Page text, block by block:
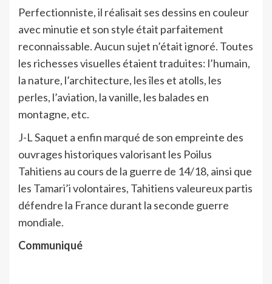
Perfectionniste, il réalisait ses dessins en couleur
avec minutie et son style était parfaitement
reconnaissable. Aucun sujet n’était ignoré. Toutes
les richesses visuelles étaient traduites: l’humain,
la nature, l’architecture, les îles et atolls, les
perles, l’aviation, la vanille, les balades en
montagne, etc.
J-L Saquet a enfin marqué de son empreinte des
ouvrages historiques valorisant les Poilus
Tahitiens au cours de la guerre de 14/18, ainsi que
les Tamari’i volontaires, Tahitiens valeureux partis
défendre la France durant la seconde guerre
mondiale.
Communiqué